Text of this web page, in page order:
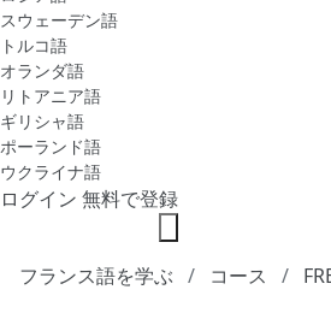
スウェーデン語
トルコ語
オランダ語
リトアニア語
ギリシャ語
ポーランド語
ウクライナ語
ログイン 無料で登録
フランス語を学ぶ コース